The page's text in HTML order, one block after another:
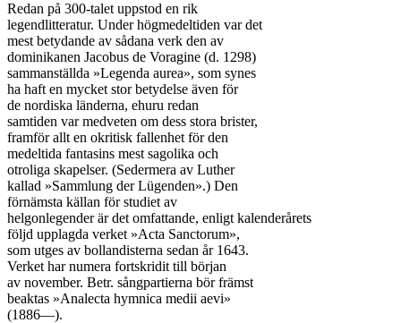
Redan på 300-talet uppstod en rik
legendlitteratur. Under högmedeltiden var det
mest betydande av sådana verk den av
dominikanen Jacobus de Voragine (d. 1298)
sammanställda »Legenda aurea», som synes
ha haft en mycket stor betydelse även för
de nordiska länderna, ehuru redan
samtiden var medveten om dess stora brister,
framför allt en okritisk fallenhet för den
medeltida fantasins mest sagolika och
otroliga skapelser. (Sedermera av Luther
kallad »Sammlung der Lügenden».) Den
förnämsta källan för studiet av
helgonlegender är det omfattande, enligt kalenderårets
följd upplagda verket »Acta Sanctorum»,
som utges av bollandisterna sedan år 1643.
Verket har numera fortskridit till början
av november. Betr. sångpartierna bör främst
beaktas »Analecta hymnica medii aevi»
(1886—).